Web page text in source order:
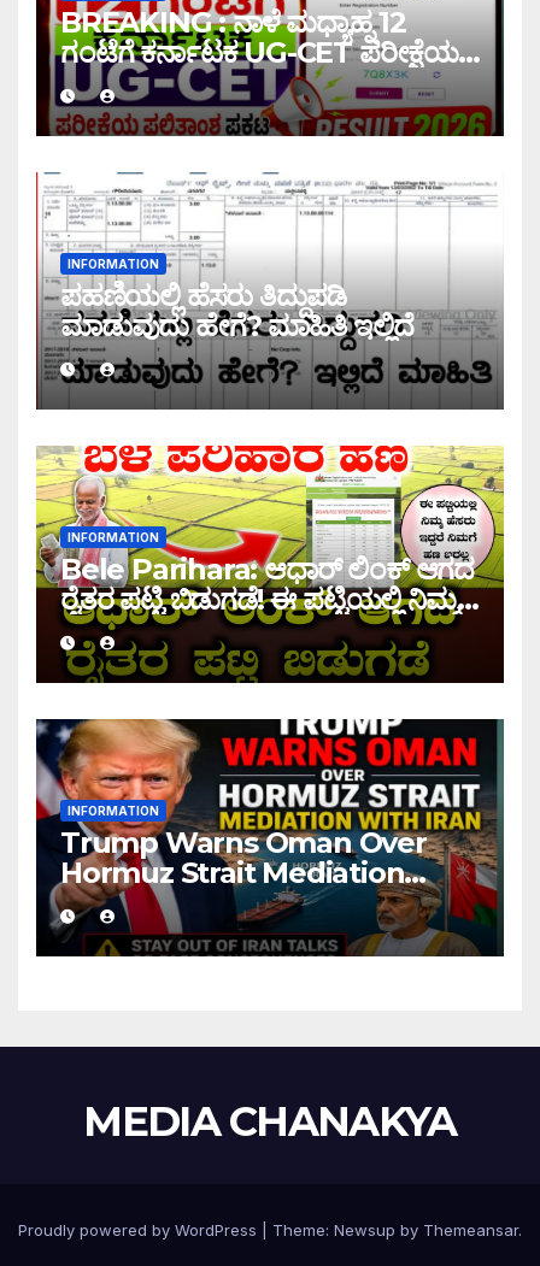
BREAKING : ನಾಳೆ ಮಧ್ಯಾಹ್ನ 12
ಗಂಟೆಗೆ ಕರ್ನಾಟಕ UG-CET ಪರೀಕ್ಷೆಯ
ಫಲಿತಾಂಶ ಪ್ರಕಟ |UG-CET Result
2026
INFORMATION
ಪಹಣಿಯಲ್ಲಿ ಹೆಸರು ತಿದ್ದುಪಡಿ
ಮಾಡುವುದು ಹೇಗೆ? ಮಾಹಿತಿ ಇಲ್ಲಿದೆ
INFORMATION
Bele Parihara: ಆಧಾರ್ ಲಿಂಕ್ ಆಗದ
ರೈತರ ಪಟ್ಟಿ ಬಿಡುಗಡೆ! ಈ ಪಟ್ಟಿಯಲ್ಲಿ ನಿಮ್ಮ
ಹೆಸರು ಇದ್ದರೆ ನಿಮಗೆ ಹಣ ಜಮಾ ಆಗಲ್ಲ !
INFORMATION
Trump Warns Oman Over
Hormuz Strait Mediation
With Iran
MEDIA CHANAKYA
Proudly powered by WordPress Theme: Newsup by Themeansar.